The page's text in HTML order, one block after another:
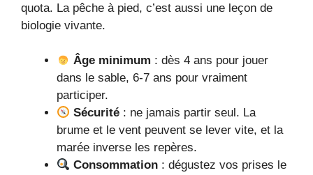
quota. La pêche à pied, c’est aussi une leçon de
biologie vivante.
Âge minimum : dès 4 ans pour jouer
dans le sable, 6-7 ans pour vraiment
participer.
Sécurité : ne jamais partir seul. La
brume et le vent peuvent se lever vite, et la
marée inverse les repères.
Consommation : dégustez vos prises le